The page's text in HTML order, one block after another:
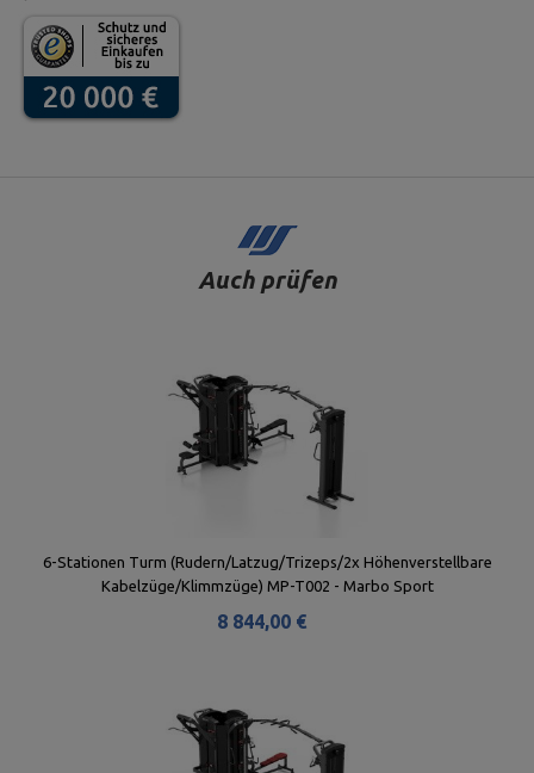
Auch prüfen
6-Stationen Turm (Rudern/Latzug/Trizeps/2x Höhenverstellbare
Kabelzüge/Klimmzüge) MP-T002 - Marbo Sport
8 844,00 €